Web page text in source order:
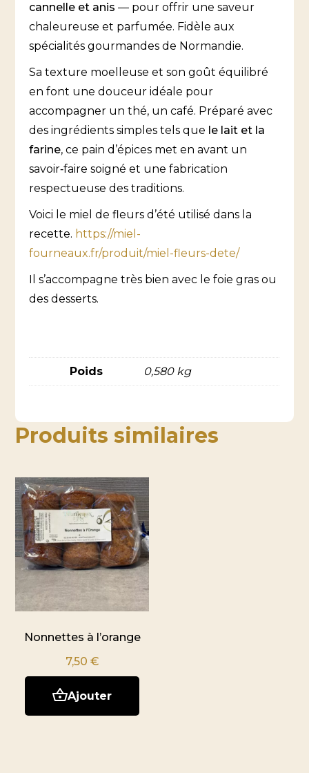
cannelle et anis — pour offrir une saveur
chaleureuse et parfumée. Fidèle aux
spécialités gourmandes de Normandie.
Sa texture moelleuse et son goût équilibré
en font une douceur idéale pour
accompagner un thé, un café. Préparé avec
des ingrédients simples tels que le lait et la
farine, ce pain d’épices met en avant un
savoir‑faire soigné et une fabrication
respectueuse des traditions.
Voici le miel de fleurs d’été utilisé dans la
recette. https://miel-
fourneaux.fr/produit/miel-fleurs-dete/
Il s’accompagne très bien avec le foie gras ou
des desserts.
Poids 0,580 kg
Produits similaires
Nonnettes à l’orange
7,50 €
Ajouter